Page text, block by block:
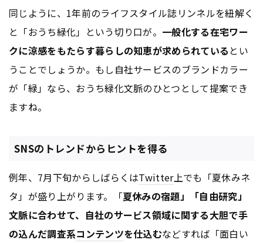
同じように、1年前のライフスタイル誌リンネルを紐解く
と「おうち緑化」という切り口が。 一般化する在宅ワー
クに涼感をもたらす暮らしの知恵が求められている とい
うことでしょうか。もし自社サービスのブランドカラー
が「緑」なら、おうち緑化文脈のひとつとして提案でき
ますね。
SNSのトレンドからヒントを得る
例年、7月下旬からしばらくはTwitter上でも「夏休みネ
タ」が盛り上がります。「夏休みの宿題」「自由研究」
文脈に合わせて、自社のサービス領域に関する大胆で手
の込んだ調査系コンテンツを仕込むなどすれば「面白い